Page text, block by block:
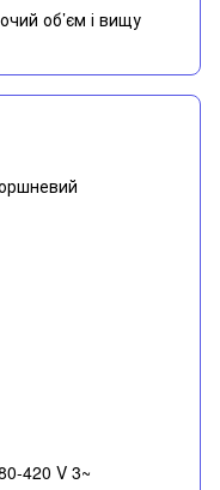
об’єм і вищу
420 V 3~